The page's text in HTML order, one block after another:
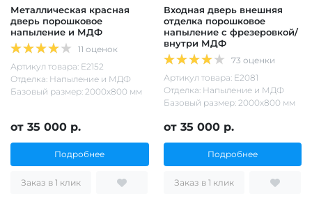
Металлическая красная
дверь порошковое
напыление и МДФ
11 оценок
Артикул товара: Е2152
Отделка: Напыление и МДФ
Базовый размер: 2000х800 мм
от 35 000 р.
Подробнее
Заказ в 1 клик
Входная дверь внешняя
отделка порошковое
напыление с фрезеровкой/
внутри МДФ
73 оценки
Артикул товара: Е2081
Отделка: Напыление и МДФ
Базовый размер: 2000х800 мм
от 35 000 р.
Подробнее
Заказ в 1 клик